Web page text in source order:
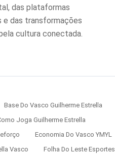
das plataformas
e das transformações
cultura conectada.
Base Do Vasco Guilherme Estrella
Joga Guilherme Estrella
Economia Do Vasco YMYL
Vasco
Folha Do Leste Esportes